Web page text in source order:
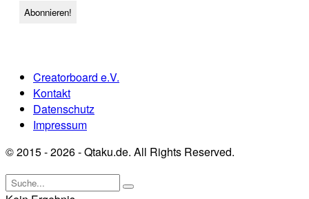
Creatorboard e.V.
Kontakt
Datenschutz
Impressum
© 2015 - 2026 - Qtaku.de. All Rights Reserved.